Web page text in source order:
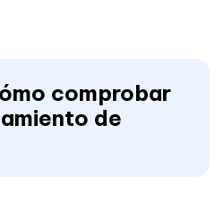
comprobar
de